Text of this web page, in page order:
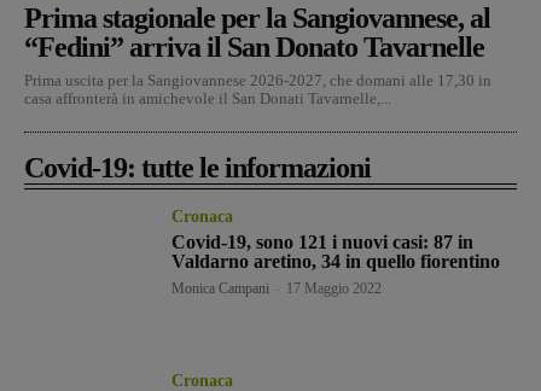
Prima stagionale per la Sangiovannese, al
“Fedini” arriva il San Donato Tavarnelle
Prima uscita per la Sangiovannese 2026-2027, che domani alle 17,30 in
casa affronterà in amichevole il San Donati Tavarnelle,...
Covid-19: tutte le informazioni
Cronaca
Covid-19, sono 121 i nuovi casi: 87 in
Valdarno aretino, 34 in quello fiorentino
Monica Campani 17 Maggio 2022
Cronaca